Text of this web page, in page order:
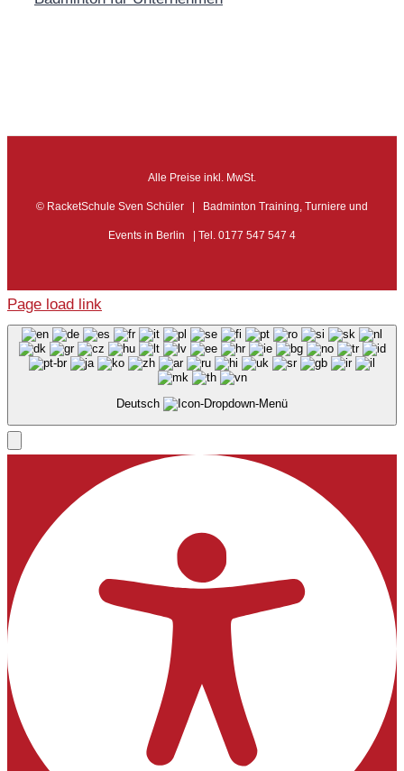
Alle Preise inkl. MwSt.
© RacketSchule Sven Schüler | Badminton Training, Turniere und
Events in Berlin | Tel. 0177 547 547 4
Page load link
Deutsch